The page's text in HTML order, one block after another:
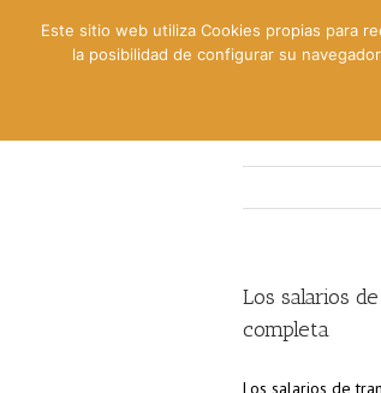
Los salarios
completa
Los salarios de
Este sitio web utiliza Cookies propias para
la posibilidad de configurar su